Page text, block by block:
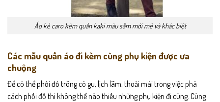
Áo kẻ caro kèm quần kaki màu sẫm mới mẻ và khác biệt
Các mẫu quần áo đi kèm cùng phụ kiện được ưa
chuộng
Để có thể phối đồ trông có gu, lịch lãm, thoải mái trong việc phá
cách phối đồ thì không thể nào thiếu những phụ kiện đi cùng. Cùng